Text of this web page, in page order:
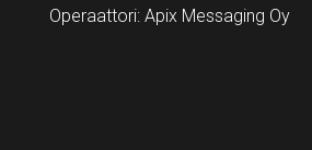
Operaattori: Apix Messaging Oy